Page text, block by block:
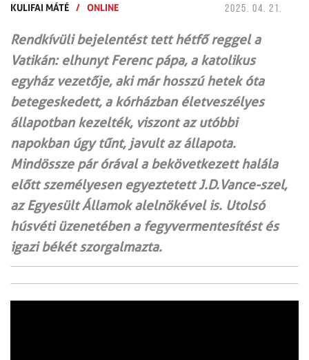
KULIFAI MÁTÉ / ONLINE 2025. 04. 21.
Rendkívüli bejelentést tett hétfő reggel a
Vatikán: elhunyt Ferenc pápa, a katolikus
egyház vezetője, aki már hosszú hetek óta
betegeskedett, a kórházban életveszélyes
állapotban kezelték, viszont az utóbbi
napokban úgy tűnt, javult az állapota.
Mindössze pár órával a bekövetkezett halála
előtt személyesen egyeztetett J.D.Vance-szel,
az Egyesült Államok alelnökével is. Utolsó
húsvéti üzenetében a fegyvermentesítést és
igazi békét szorgalmazta.